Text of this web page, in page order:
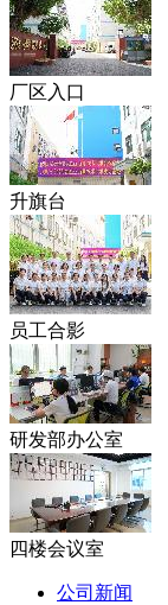
厂区入口
升旗台
员工合影
研发部办公室
四楼会议室
公司新闻